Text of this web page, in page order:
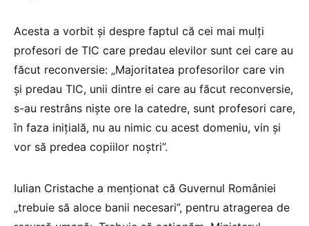
Acesta a vorbit și despre faptul că cei mai mulți
profesori de TIC care predau elevilor sunt cei care au
făcut reconversie: „Majoritatea profesorilor care vin
și predau TIC, unii dintre ei care au făcut reconversie,
s-au restrâns niște ore la catedre, sunt profesori care,
în faza inițială, nu au nimic cu acest domeniu, vin și
vor să predea copiilor noștri”.
Iulian Cristache a menționat că Guvernul României
„trebuie să aloce banii necesari”, pentru atragerea de